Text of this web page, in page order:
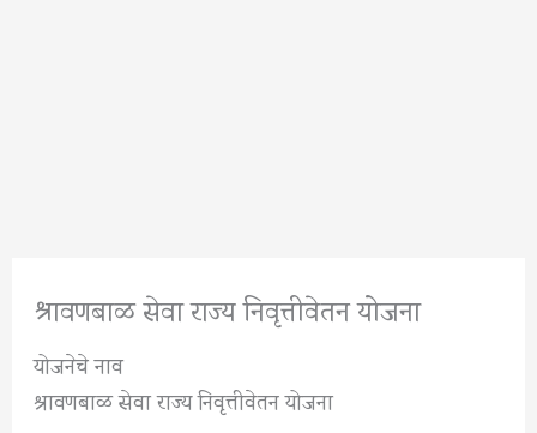
श्रावणबाळ सेवा राज्य निवृत्तीवेतन योजना
योजनेचे नाव
श्रावणबाळ सेवा राज्य निवृत्तीवेतन योजना